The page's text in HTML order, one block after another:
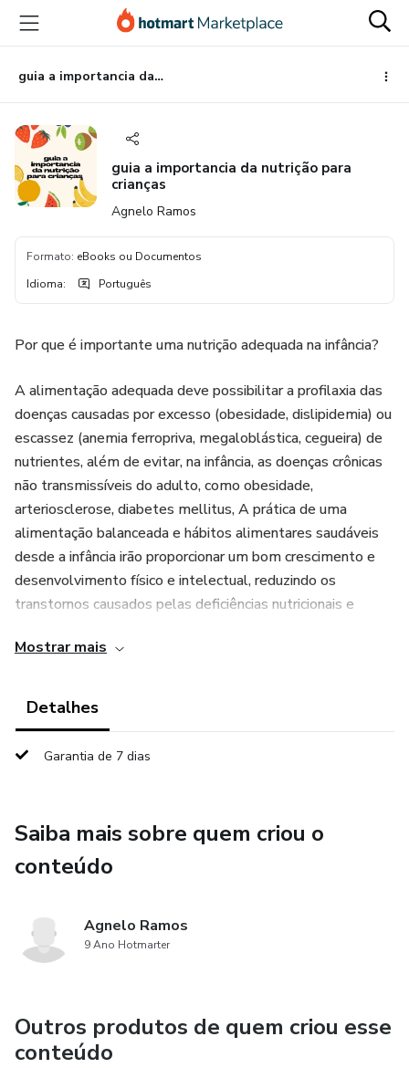
para
conteúdo
principal
para
pagamento
para
rodapé
guia a importancia da nutrição para crianças
guia a importancia da nutrição para
crianças
Agnelo Ramos
Formato: eBooks ou Documentos
Idioma: Português
Por que é importante uma nutrição adequada na infância?
A alimentação adequada deve possibilitar a profilaxia das
doenças causadas por excesso (obesidade, dislipidemia) ou
escassez (anemia ferropriva, megaloblástica, cegueira) de
nutrientes, além de evitar, na infância, as doenças crônicas
não transmissíveis do adulto, como obesidade,
arteriosclerose, diabetes mellitus, A prática de uma
alimentação balanceada e hábitos alimentares saudáveis
desde a infância irão proporcionar um bom crescimento e
desenvolvimento físico e intelectual, reduzindo os
transtornos causados pelas deficiências nutricionais e
alimentares.
Mostrar mais
Detalhes
Garantia de 7 dias
Saiba mais sobre quem criou o
conteúdo
Agnelo Ramos
9 Ano Hotmarter
Outros produtos de quem criou esse
conteúdo